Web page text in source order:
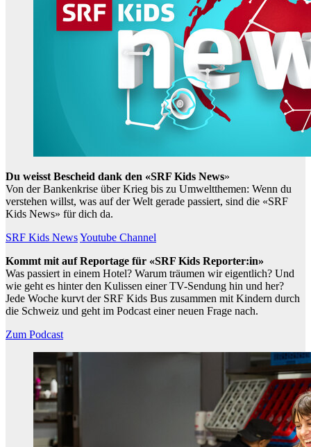
Du weisst Bescheid dank den «SRF Kids News»
Von der Bankenkrise über Krieg bis zu Umweltthemen: Wenn du
verstehen willst, was auf der Welt gerade passiert, sind die «SRF
Kids News» für dich da.
SRF Kids NewsYoutube Channel
Kommt mit auf Reportage für «SRF Kids Reporter:in»
Was passiert in einem Hotel? Warum träumen wir eigentlich? Und
wie geht es hinter den Kulissen einer TV-Sendung hin und her?
Jede Woche kurvt der SRF Kids Bus zusammen mit Kindern durch
die Schweiz und geht im Podcast einer neuen Frage nach.
Zum Podcast